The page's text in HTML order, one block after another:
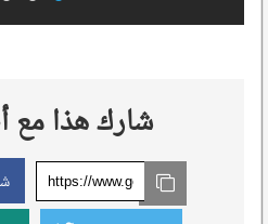
شارك هذا مع